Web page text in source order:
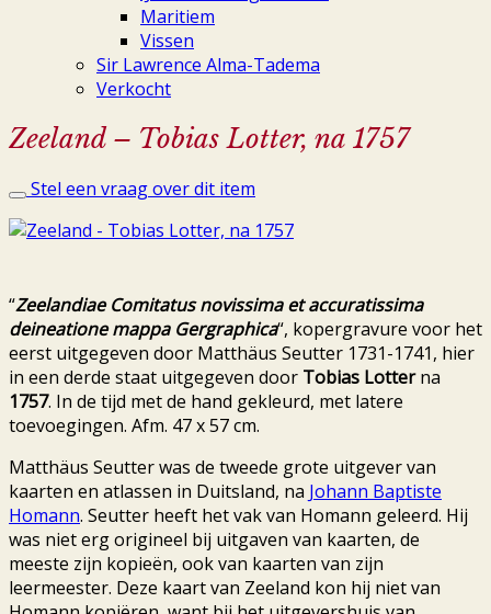
Maritiem
Vissen
Sir Lawrence Alma-Tadema
Verkocht
Zeeland – Tobias Lotter, na 1757
Stel een vraag over dit item
“Zeelandiae Comitatus novissima et accuratissima
deineatione mappa Gergraphica“, kopergravure voor het
eerst uitgegeven door Matthäus Seutter 1731-1741, hier
in een derde staat uitgegeven door Tobias Lotterna
1757. In de tijd met de hand gekleurd, met latere
toevoegingen. Afm. 47 x 57 cm.
Matthäus Seutter was de tweede grote uitgever van
kaarten en atlassen in Duitsland, na Johann Baptiste
Homann. Seutter heeft het vak van Homann geleerd. Hij
was niet erg origineel bij uitgaven van kaarten, de
meeste zijn kopieën, ook van kaarten van zijn
leermeester. Deze kaart van Zeeland kon hij niet van